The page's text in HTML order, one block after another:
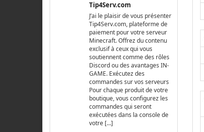
Tip4Serv.com
J’ai le plaisir de vous présenter
Tip4Serv.com, plateforme de
paiement pour votre serveur
Minecraft. Offrez du contenu
exclusif à ceux qui vous
soutiennent comme des rôles
Discord ou des avantages IN-
GAME. Exécutez des
commandes sur vos serveurs
Pour chaque produit de votre
boutique, vous configurez les
commandes qui seront
exécutées dans la console de
votre […]